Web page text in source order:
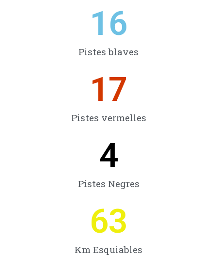
Pistes blaves
16
Pistes vermelles
17
Pistes Negres
4
Km Esquiables
63